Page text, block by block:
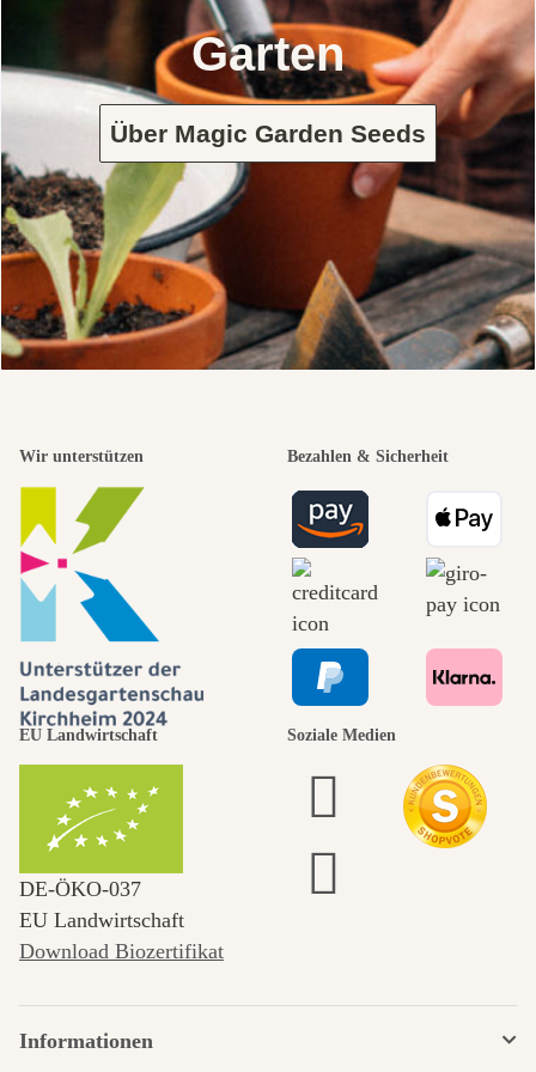
Garten
Über Magic Garden Seeds
Wir unterstützen Bezahlen & Sicherheit
EU Landwirtschaft
DE‑ÖKO‑037
EU Landwirtschaft
Download Biozertifikat
Soziale Medien
Informationen